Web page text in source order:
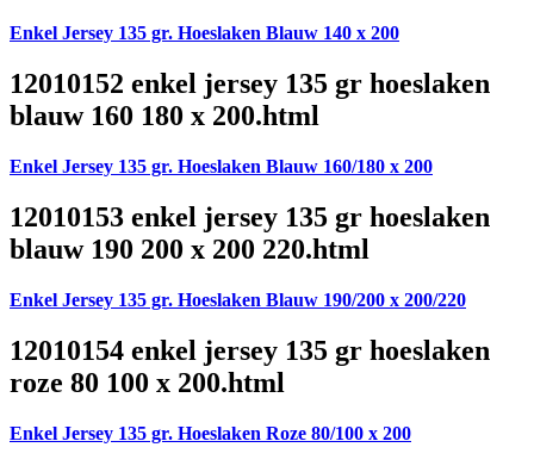
Enkel Jersey 135 gr. Hoeslaken Blauw 140 x 200
12010152 enkel jersey 135 gr hoeslaken
blauw 160 180 x 200.html
Enkel Jersey 135 gr. Hoeslaken Blauw 160/180 x 200
12010153 enkel jersey 135 gr hoeslaken
blauw 190 200 x 200 220.html
Enkel Jersey 135 gr. Hoeslaken Blauw 190/200 x 200/220
12010154 enkel jersey 135 gr hoeslaken
roze 80 100 x 200.html
Enkel Jersey 135 gr. Hoeslaken Roze 80/100 x 200